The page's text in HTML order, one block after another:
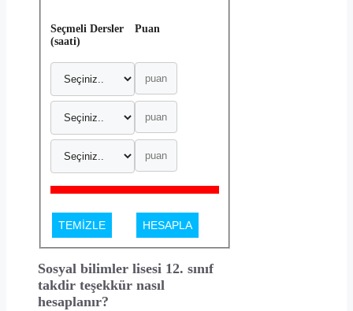
Seçmeli Dersler
(saati)
Puan
TEMİZLE HESAPLA
Sosyal bilimler lisesi 12. sınıf
takdir teşekkür nasıl
hesaplanır?